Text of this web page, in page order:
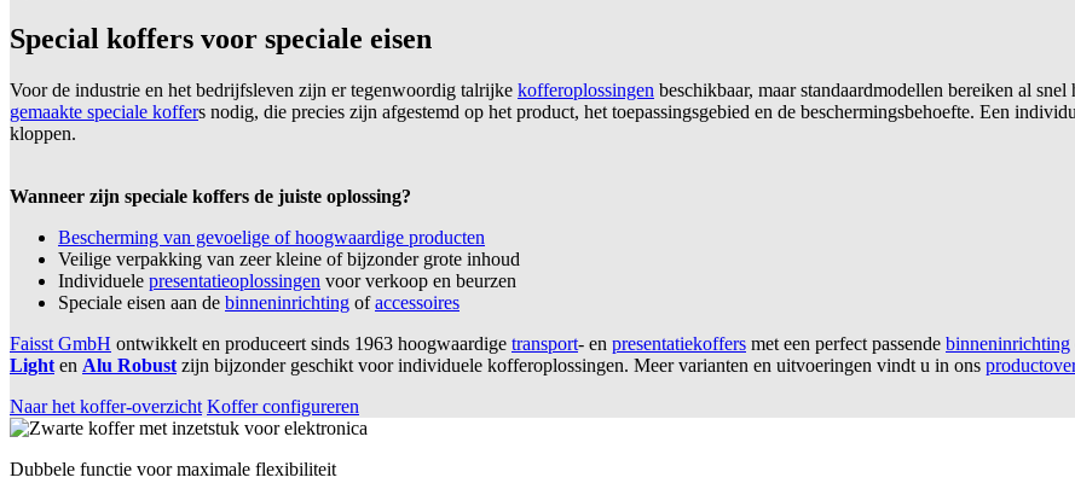
Special koffers voor speciale eisen
Voor de industrie en het bedrijfsleven zijn er tegenwoordig talrijke kofferoplossingen beschikbaar, maar standaardmodellen bereiken al
gemaakte speciale koffers nodig, die precies zijn afgestemd op het product, het toepassingsgebied en de beschermingsbehoefte. Een
kloppen.
Wanneer zijn speciale koffers de juiste oplossing?
Bescherming van gevoelige of hoogwaardige producten
Veilige verpakking van zeer kleine of bijzonder grote inhoud
Individuele presentatieoplossingen voor verkoop en beurzen
Speciale eisen aan de binneninrichting ofaccessoires
Faisst GmbH ontwikkelt en produceert sinds 1963 hoogwaardige transport- en presentatiekoffers met een perfect passende binneninrichting
Light en Alu Robust zijn bijzonder geschikt voor individuele kofferoplossingen. Meer varianten en uitvoeringen vindt u in ons
Naar het koffer-overzicht Koffer configureren
Dubbele functie voor maximale flexibiliteit